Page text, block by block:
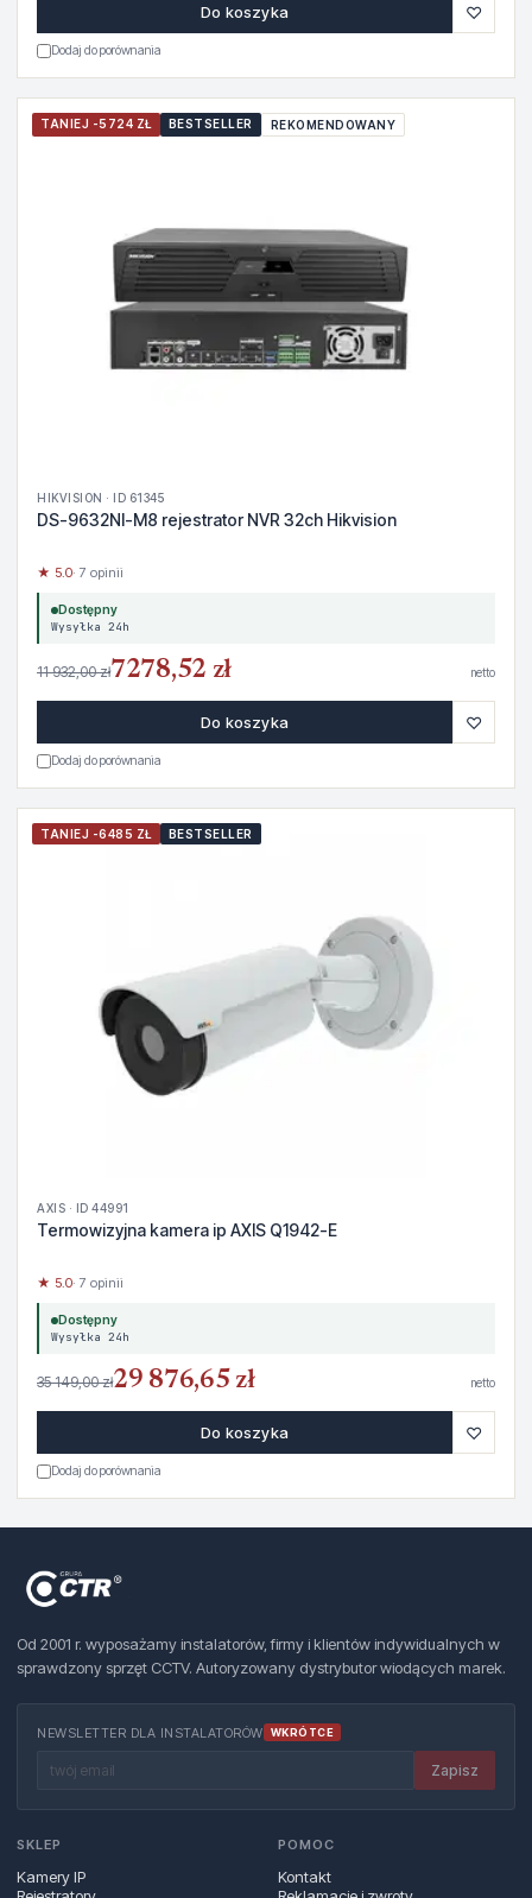
Do koszyka ♡
Dodaj do porównania
TANIEJ -5724 ZŁ BESTSELLER REKOMENDOWANY
HIKVISION · ID 61345
DS-9632NI-M8 rejestrator NVR 32ch Hikvision
★ 5.0· 7 opinii
Dostępny
Wysyłka 24h
11 932,00 zł7278,52 zł netto
Do koszyka ♡
Dodaj do porównania
TANIEJ -6485 ZŁ BESTSELLER
AXIS · ID 44991
Termowizyjna kamera ip AXIS Q1942-E
★ 5.0· 7 opinii
Dostępny
Wysyłka 24h
35 149,00 zł29 876,65 zł netto
Do koszyka ♡
Dodaj do porównania
Od 2001 r. wyposażamy instalatorów, firmy i klientów indywidualnych w
sprawdzony sprzęt CCTV. Autoryzowany dystrybutor wiodących marek.
NEWSLETTER DLA INSTALATORÓW WKRÓTCE
Zapisz
SKLEP
Kamery IP
POMOC
Kontakt